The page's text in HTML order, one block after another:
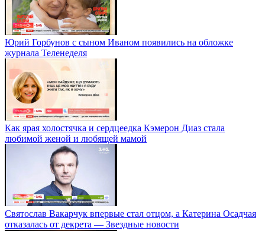
Юрий Горбунов с сыном Иваном появились на обложке
журнала Теленеделя
Как ярая холостячка и сердцеедка Кэмерон Диаз стала
любимой женой и любящей мамой
Святослав Вакарчук впервые стал отцом, а Катерина Осадчая
отказалась от декрета — Звездные новости